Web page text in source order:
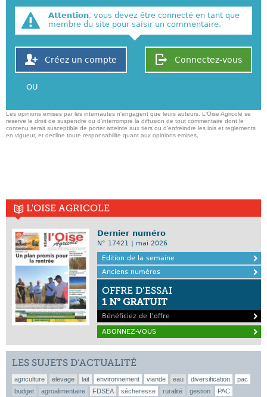
Attention, vous devez être connecté en tant que
membre du site pour saisir un commentaire.
Connectez-vous
Créez un compte
OU
Les opinions emises par les internautes n'engagent que leurs auteurs. L'Oise Agricole se
reserve le droit de suspendre ou d'interrompre la diffusion de tout commentaire dont le
contenu serait susceptible de porter atteinte aux tiers ou d'enfreindre les lois et reglements
en vigueur, et decline toute responsabilite quant aux opinions emises,
L'OISE AGRICOLE
Dernier numéro
N° 17421 | mai 2026
Edition de la semaine
Anciens numéros
OFFRE D’ESSAI
1 N° GRATUIT
Bénéficiez de l’offre
ABONNEZ-VOUS
LES SUJETS D’ACTUALITÉ
agriculture elevage lait environnement viande eau diversification
pac
budget
agroalimentaire FDSEA sécheresse ruralité gestion PAC